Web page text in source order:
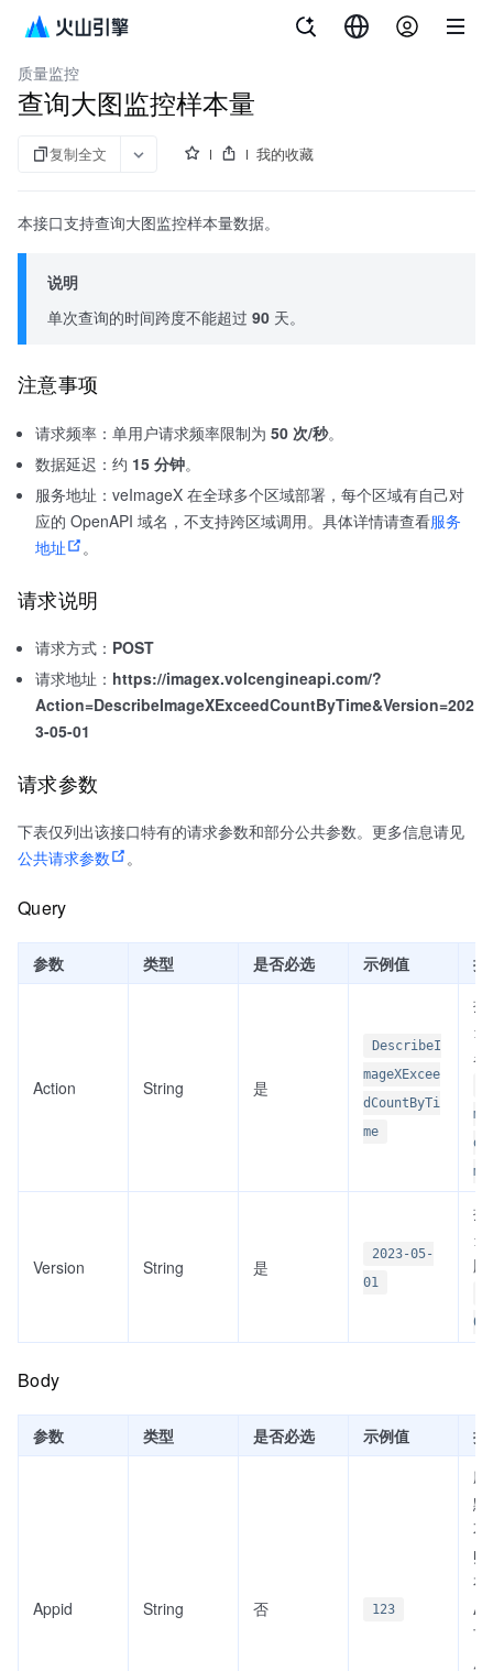
veImageX
质量监控
查询大图监控样本量
复制全文 我的收藏
本接口支持查询大图监控样本量数据。
说明
单次查询的时间跨度不能超过90 天。
注意事项
请求频率：单用户请求频率限制为 50 次/秒。
数据延迟：约 15 分钟。
服务地址：veImageX 在全球多个区域部署，每个区域有自己对
应的 OpenAPI 域名，不支持跨区域调用。具体详情请查看服务
地址
。
请求说明
请求方式： POST
请求地址： https://imagex.volcengineapi.com/?
Action=DescribeImageXExceedCountByTime&Version=202
3-05-01
请求参数
下表仅列出该接口特有的请求参数和部分公共参数。更多信息请见
公共请求参数
。
Query
参数 类型 是否必选 示例值 描
Action String 是
DescribeI
mageXExcee
dCountByTi
me
接
名
me
Version String 是
2023-05-
01
接
01
Body
参数 类型 是否必选 示例值 描
Appid String 否 123
默
不
有
可